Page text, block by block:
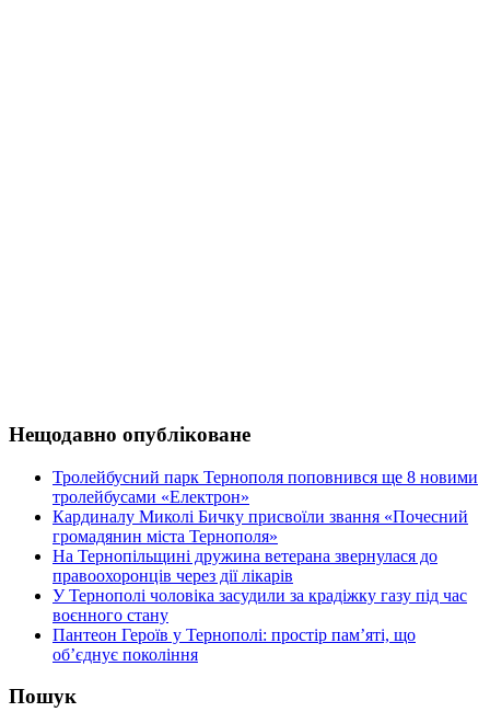
Нещодавно опубліковане
Тролейбусний парк Тернополя поповнився ще 8 новими
тролейбусами «Електрон»
Кардиналу Миколі Бичку присвоїли звання «Почесний
громадянин міста Тернополя»
На Тернопільщині дружина ветерана звернулася до
правоохоронців через дії лікарів
У Тернополі чоловіка засудили за крадіжку газу під час
воєнного стану
Пантеон Героїв у Тернополі: простір пам’яті, що
об’єднує покоління
Пошук